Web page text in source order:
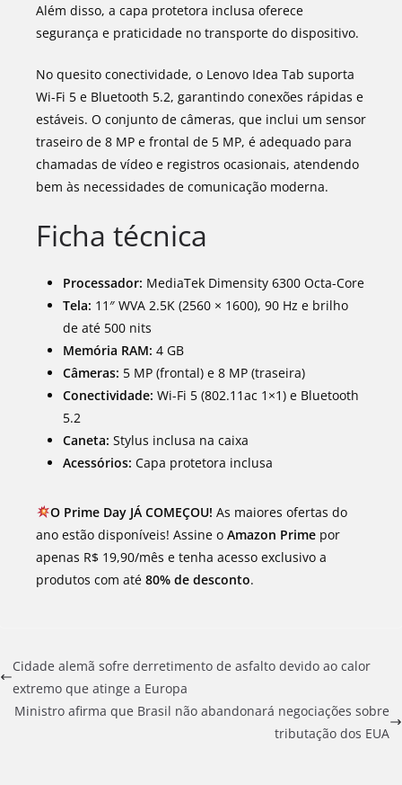
Além disso, a capa protetora inclusa oferece
segurança e praticidade no transporte do dispositivo.
No quesito conectividade, o Lenovo Idea Tab suporta
Wi-Fi 5 e Bluetooth 5.2, garantindo conexões rápidas e
estáveis. O conjunto de câmeras, que inclui um sensor
traseiro de 8 MP e frontal de 5 MP, é adequado para
chamadas de vídeo e registros ocasionais, atendendo
bem às necessidades de comunicação moderna.
Ficha técnica
Processador: MediaTek Dimensity 6300 Octa-Core
Tela: 11″ WVA 2.5K (2560 × 1600), 90 Hz e brilho
de até 500 nits
Memória RAM: 4 GB
Câmeras: 5 MP (frontal) e 8 MP (traseira)
Conectividade: Wi-Fi 5 (802.11ac 1×1) e Bluetooth
5.2
Caneta: Stylus inclusa na caixa
Acessórios: Capa protetora inclusa
O Prime Day JÁ COMEÇOU! As maiores ofertas do
ano estão disponíveis! Assine o Amazon Prime por
apenas R$ 19,90/mês e tenha acesso exclusivo a
produtos com até 80% de desconto.
Cidade alemã sofre derretimento de asfalto devido ao calor
extremo que atinge a Europa
Ministro afirma que Brasil não abandonará negociações sobre
tributação dos EUA